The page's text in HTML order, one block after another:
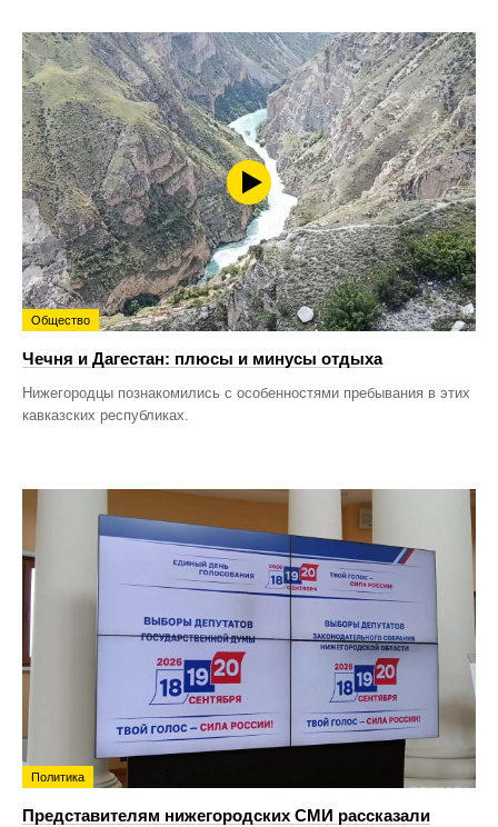
Общество
Чечня и Дагестан: плюсы и минусы отдыха
Нижегородцы познакомились с особенностями пребывания в этих
кавказских республиках.
Политика
Представителям нижегородских СМИ рассказали